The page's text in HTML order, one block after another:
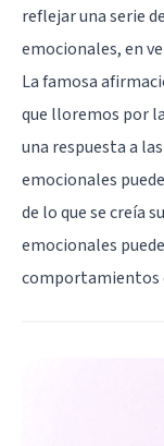
reflejar una serie
emocionales, en
La famosa
que lloremos por
una respuesta a
emocionales
de lo que se creía
emocionales
comportamientos